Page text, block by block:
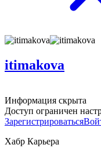
itimakova
Информация скрыта
Доступ ограничен
Зарегистрироваться
Хабр Карьера